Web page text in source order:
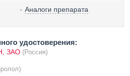
Аналоги препарата
удостоверения:
ЗАО (Россия)